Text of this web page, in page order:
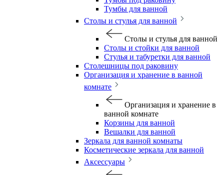
Тумбы для ванной
Столы и стулья для ванной
Столы и стулья для ванной
Столы и стойки для ванной
Стулья и табуретки для ванной
Столешницы под раковину
Организация и хранение в ванной
комнате
Организация и хранение в
ванной комнате
Корзины для ванной
Вешалки для ванной
Зеркала для ванной комнаты
Косметические зеркала для ванной
Аксессуары